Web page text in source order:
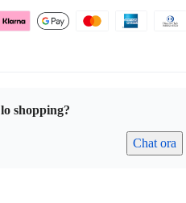
shopping?
Chat ora